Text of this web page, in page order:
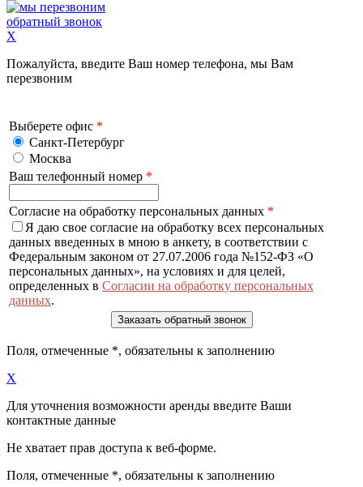
обратный звонок
X
Пожалуйста, введите Ваш номер телефона, мы Вам
перезвоним
Выберете офис *
Санкт-Петербург
Москва
Ваш телефонный номер *
Согласие на обработку персональных данных *
Я даю свое согласие на обработку всех персональных
данных введенных в мною в анкету, в соответствии с
Федеральным законом от 27.07.2006 года №152-ФЗ «О
персональных данных», на условиях и для целей,
определенных в Согласии на обработку персональных
данных.
Поля, отмеченные *, обязательны к заполнению
X
Для уточнения возможности аренды введите Ваши
контактные данные
Не хватает прав доступа к веб-форме.
Поля, отмеченные *, обязательны к заполнению